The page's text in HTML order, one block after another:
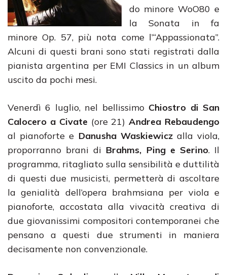
do minore WoO80 e
la Sonata in fa
minore Op. 57, più nota come l’“Appassionata”.
Alcuni di questi brani sono stati registrati dalla
pianista argentina per EMI Classics in un album
uscito da pochi mesi.
Venerdì 6 luglio, nel bellissimo Chiostro di San
Calocero a Civate (ore 21)Andrea Rebaudengo
al pianoforte e Danusha Waskiewiczalla viola,
proporranno brani di Brahms, Ping e Serino. Il
programma, ritagliato sulla sensibilità e duttilità
di questi due musicisti, permetterà di ascoltare
la genialità dell’opera brahmsiana per viola e
pianoforte, accostata alla vivacità creativa di
due giovanissimi compositori contemporanei che
pensano a questi due strumenti in maniera
decisamente non convenzionale.